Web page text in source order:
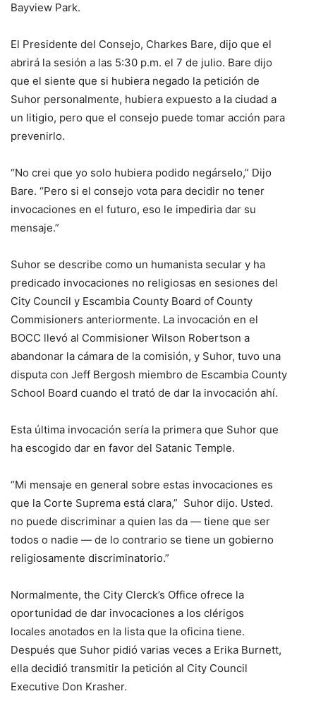
Bayview Park.
El Presidente del Consejo, Charkes Bare, dijo que el
abrirá la sesión a las 5:30 p.m. el 7 de julio. Bare dijo
que el siente que si hubiera negado la petición de
Suhor personalmente, hubiera expuesto a la ciudad a
un litigio, pero que el consejo puede tomar acción para
prevenirlo.
“No crei que yo solo hubiera podido negárselo,” Dijo
Bare. “Pero si el consejo vota para decidir no tener
invocaciones en el futuro, eso le impediria dar su
mensaje.”
Suhor se describe como un humanista secular y ha
predicado invocaciones no religiosas en sesiones del
City Council y Escambia County Board of County
Commisioners anteriormente. La invocación en el
BOCC llevó al Commisioner Wilson Robertson a
abandonar la cámara de la comisión, y Suhor, tuvo una
disputa con Jeff Bergosh miembro de Escambia County
School Board cuando el trató de dar la invocación ahí.
Esta última invocación sería la primera que Suhor que
ha escogido dar en favor del Satanic Temple.
“Mi mensaje en general sobre estas invocaciones es
que la Corte Suprema está clara,” Suhor dijo. Usted.
no puede discriminar a quien las da — tiene que ser
todos o nadie — de lo contrario se tiene un gobierno
religiosamente discriminatorio.”
Normalmente, the City Clerck’s Office ofrece la
oportunidad de dar invocaciones a los clérigos
locales anotados en la lista que la oficina tiene.
Después que Suhor pidió varias veces a Erika Burnett,
ella decidió transmitir la petición al City Council
Executive Don Krasher.